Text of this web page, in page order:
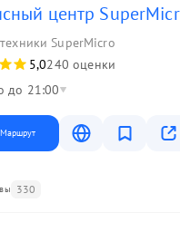
центр
SuperMicro
5,0240 оценки
до 21:00
Маршрут
330